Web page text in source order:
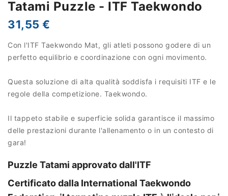
Tatami Puzzle - ITF Taekwondo
31,55 €
Con l'ITF Taekwondo Mat, gli atleti possono godere di un
perfetto equilibrio e coordinazione con ogni movimento.
Questa soluzione di alta qualità soddisfa i requisiti ITF e le
regole della competizione. Taekwondo.
Il tappeto stabile e superficie solida garantisce il massimo
delle prestazioni durante l'allenamento o in un contesto di
gara!
Puzzle Tatami approvato dall'ITF
Certificato dalla International Taekwondo